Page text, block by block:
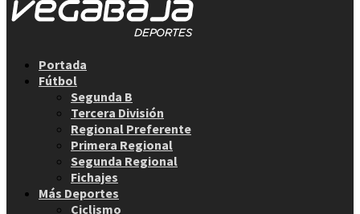
Portada
Fútbol
Segunda B
Tercera División
Regional Preferente
Primera Regional
Segunda Regional
Fichajes
Más Deportes
Ciclismo